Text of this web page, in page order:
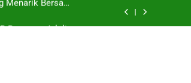
Penuh Perhatian
Jalalive Dengan